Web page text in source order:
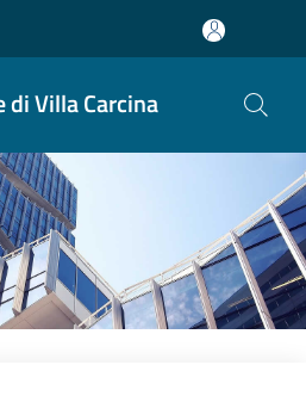
di Villa Carcina